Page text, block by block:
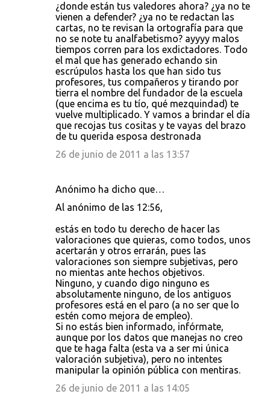
¿donde están tus valedores ahora? ¿ya no te
vienen a defender? ¿ya no te redactan las
cartas, no te revisan la ortografía para que
no se note tu analfabetismo? ayyyy malos
tiempos corren para los exdictadores. Todo
el mal que has generado echando sin
escrúpulos hasta los que han sido tus
profesores, tus compañeros y tirando por
tierra el nombre del fundador de la escuela
(que encima es tu tío, qué mezquindad) te
vuelve multiplicado. Y vamos a brindar el día
que recojas tus cositas y te vayas del brazo
de tu querida esposa destronada
26 de junio de 2011 a las 13:57
Anónimo ha dicho que…
Al anónimo de las 12:56,
estás en todo tu derecho de hacer las
valoraciones que quieras, como todos, unos
acertarán y otros errarán, pues las
valoraciones son siempre subjetivas, pero
no mientas ante hechos objetivos.
Ninguno, y cuando digo ninguno es
absolutamente ninguno, de los antiguos
profesores está en el paro (a no ser que lo
estén como mejora de empleo).
Si no estás bien informado, infórmate,
aunque por los datos que manejas no creo
que te haga falta (esta va a ser mi única
valoración subjetiva), pero no intentes
manipular la opinión pública con mentiras.
26 de junio de 2011 a las 14:05